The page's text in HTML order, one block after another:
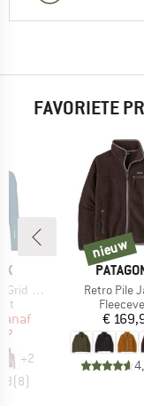
FAVORIETE
prijs
+2
(8)
MERK
Artikel
Retro Pile
€
nieuw
nieuw